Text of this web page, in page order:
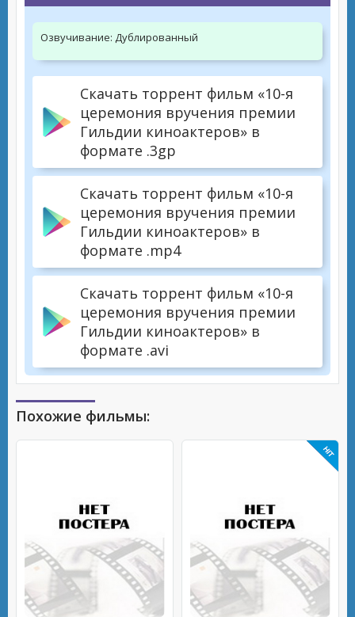
Озвучивание: Дублированный
Скачать торрент фильм «10-я
церемония вручения премии
Гильдии киноактеров» в
формате .3gp
Скачать торрент фильм «10-я
церемония вручения премии
Гильдии киноактеров» в
формате .mp4
Скачать торрент фильм «10-я
церемония вручения премии
Гильдии киноактеров» в
формате .avi
Похожие фильмы: